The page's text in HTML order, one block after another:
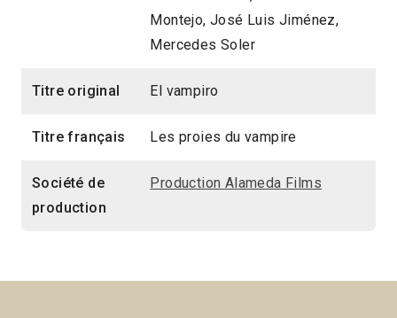
Montejo, José Luis Jiménez,
Mercedes Soler
Titre original El vampiro
Titre français Les proies du vampire
Société de
production
Production Alameda Films